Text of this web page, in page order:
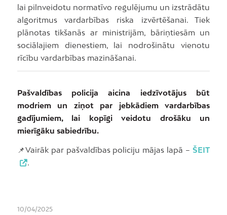
lai pilnveidotu normatīvo regulējumu un izstrādātu
algoritmus vardarbības riska izvērtēšanai. Tiek
plānotas tikšanās ar ministrijām, bāriņtiesām un
sociālajiem dienestiem, lai nodrošinātu vienotu
rīcību vardarbības mazināšanai.
Pašvaldības policija aicina iedzīvotājus būt
modriem un ziņot par jebkādiem vardarbības
gadījumiem, lai kopīgi veidotu drošāku un
mierīgāku sabiedrību.
📌Vairāk par pašvaldības policiju mājas lapā –ŠEIT
.
10/04/2025